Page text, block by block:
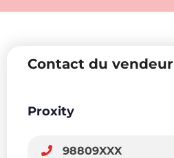
Contact du vendeur
Proxity
98809XXX